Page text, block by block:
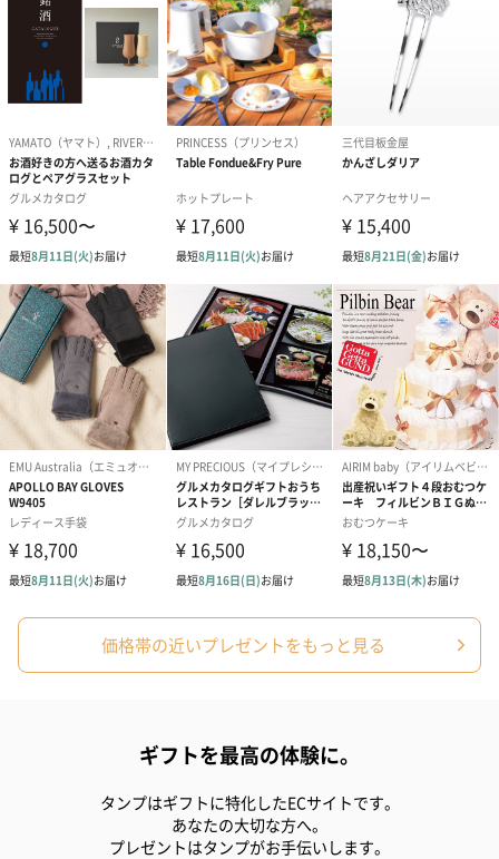
かき氷入浴剤4点セット
（ブルー）（748円）
かき氷入浴剤4点セット
（イエロー）（748円）
バスフラワー
【Thank you
円）
ハンドタオル・ハンカチ
ハンドタオル・ハンカチを同梱してお届けいたします。ギフトへ
の＋αにおすすめです。
花束ハンドタオル（ピ
ンク）（1,760円）
花束ハンドタオル（ブ
ルー）（1,760円）
花束ハンドタ
ワイト）（
価格帯の近いプレゼントをもっと見る
ギフトを最高の体験に。
タンプはギフトに特化したECサイトです。
あなたの大切な方へ。
プレゼントはタンプがお手伝いします。